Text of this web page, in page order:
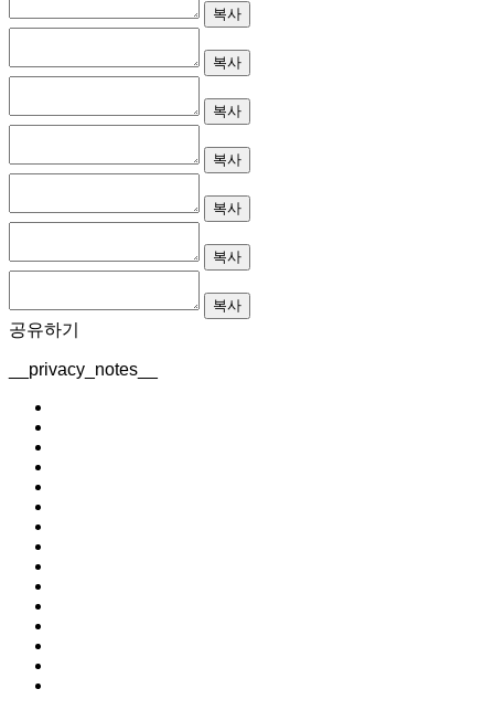
복사
복사
복사
복사
복사
복사
복사
공유하기
__privacy_notes__